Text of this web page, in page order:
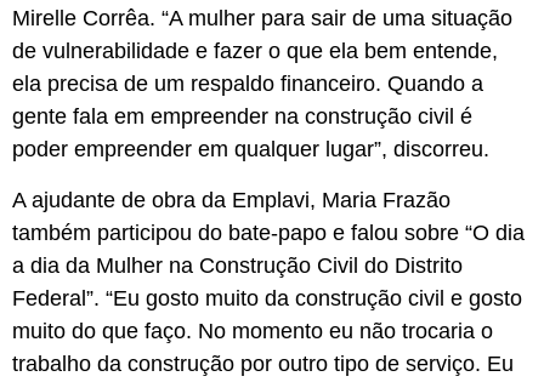
Mirelle Corrêa. “A mulher para sair de uma situação
de vulnerabilidade e fazer o que ela bem entende,
ela precisa de um respaldo financeiro. Quando a
gente fala em empreender na construção civil é
poder empreender em qualquer lugar”, discorreu.
A ajudante de obra da Emplavi, Maria Frazão
também participou do bate-papo e falou sobre “O dia
a dia da Mulher na Construção Civil do Distrito
Federal”. “Eu gosto muito da construção civil e gosto
muito do que faço. No momento eu não trocaria o
trabalho da construção por outro tipo de serviço. Eu